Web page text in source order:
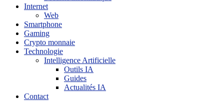
Internet
Web
Smartphone
Gaming
Crypto monnaie
Technologie
Intelligence Artificielle
Outils IA
Guides
Actualités IA
Contact